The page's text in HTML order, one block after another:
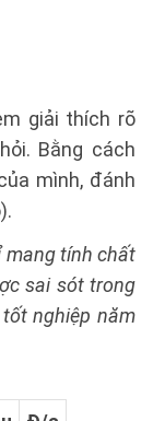
giải thích rõ
Bằng cách
mình, đánh
mang tính chất
sai sót trong
nghiệp năm